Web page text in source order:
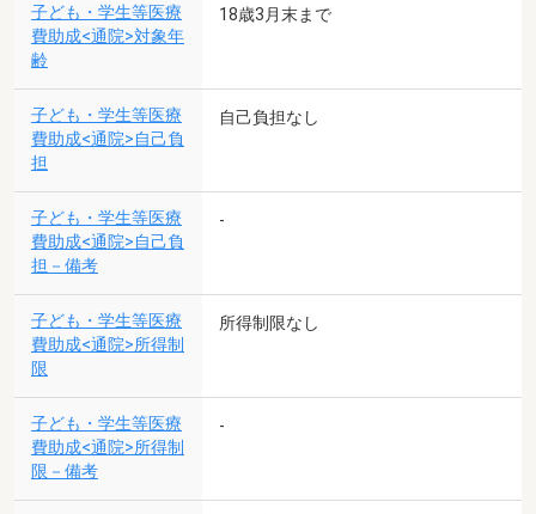
子ども・学生等医療
費助成<通院>対象年
齢
18歳3月末まで
子ども・学生等医療
費助成<通院>自己負
担
自己負担なし
子ども・学生等医療
費助成<通院>自己負
担－備考
-
子ども・学生等医療
費助成<通院>所得制
限
所得制限なし
子ども・学生等医療
費助成<通院>所得制
限－備考
-